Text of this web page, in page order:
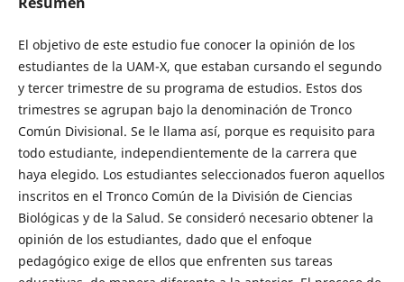
El objetivo de este estudio fue conocer la opinión de los
estudiantes de la UAM-X, que estaban cursando el segundo
y tercer trimestre de su programa de estudios. Estos dos
trimestres se agrupan bajo la denominación de Tronco
Común Divisional. Se le llama así, porque es requisito para
todo estudiante, independientemente de la carrera que
haya elegido. Los estudiantes seleccionados fueron aquellos
inscritos en el Tronco Común de la División de Ciencias
Biológicas y de la Salud. Se consideró necesario obtener la
opinión de los estudiantes, dado que el enfoque
pedagógico exige de ellos que enfrenten sus tareas